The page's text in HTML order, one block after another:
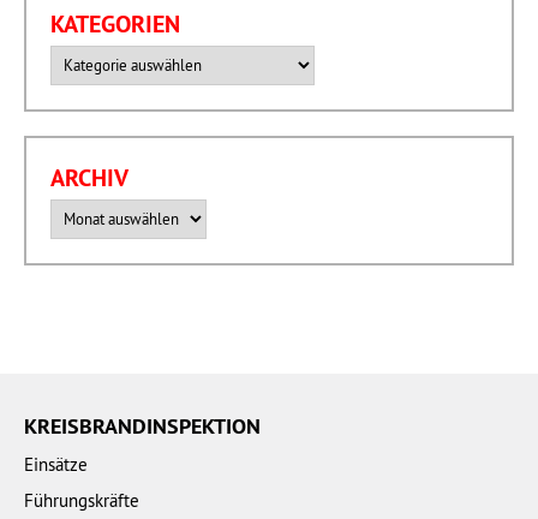
KATEGORIEN
Kategorien
ARCHIV
Archiv
KREISBRANDINSPEKTION
Einsätze
Führungskräfte